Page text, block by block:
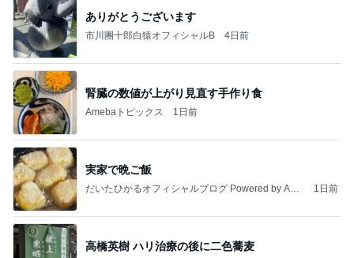
ありがとうございます
市川團十郎白猿オフィシャルB 4日前
腎臓の数値が上がり見直す手作り食
Amebaトピックス 1日前
実家で晩ご飯
だいたひかるオフィシャルブログ Powered by Ame
1日前
高橋英樹 ハリ治療の後に二色蕎麦